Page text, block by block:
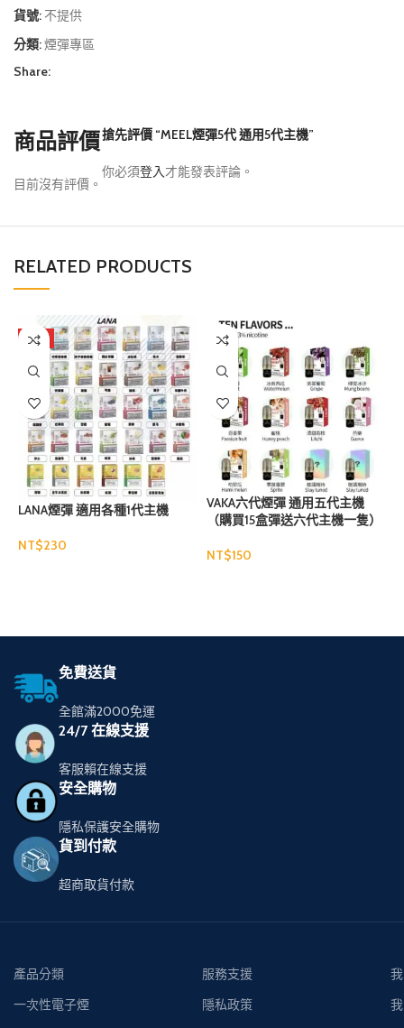
貨號: 不提供
分類:煙彈專區
Share:
商品評價
目前沒有評價。
搶先評價 “MEEL煙彈5代 通用5代主機”
你必須登入才能發表評論。
RELATED PRODUCTS
熱門
LANA煙彈 適用各種1代主機
NT$
VAKA六代煙彈 通用五代主機
（購買15盒彈送六代主機一隻）
NT$
免費送貨
全館滿2000免運
24/7 在線支援
客服賴在線支援
安全購物
隱私保護安全購物
貨到付款
超商取貨付款
產品分類
一次性電子煙
服務支援
隱私政策